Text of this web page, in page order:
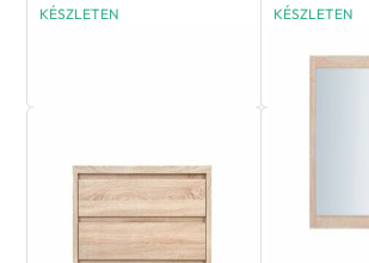
KÉSZLETEN KÉSZLETEN
28 800Ft